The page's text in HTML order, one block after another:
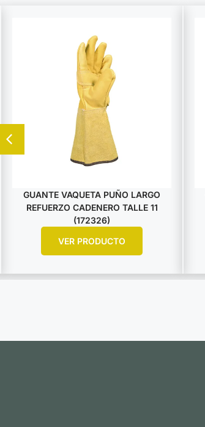
GUANTE VAQUETA PUÑO LARGO
REFUERZO CADENERO TALLE 11
(172326)
VER PRODUCTO